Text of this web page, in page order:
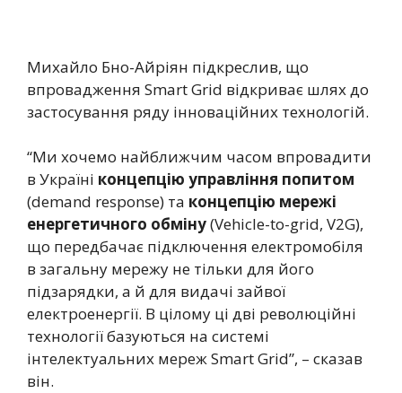
Михайло Бно-Айріян підкреслив, що
впровадження Smart Grid відкриває шлях до
застосування ряду інноваційних технологій.
“Ми хочемо найближчим часом впровадити
в Україні концепцію управління попитом
(demand response) та концепцію мережі
енергетичного обміну(Vehicle-to-grid, V2G),
що передбачає підключення електромобіля
в загальну мережу не тільки для його
підзарядки, а й для видачі зайвої
електроенергії. В цілому ці дві революційні
технології базуються на системі
інтелектуальних мереж Smart Grid”, – сказав
він.